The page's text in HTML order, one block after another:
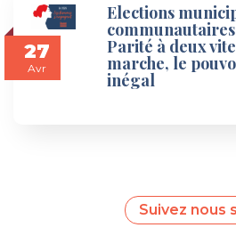
27
Avr
Elections
communautaires
Parité à deux
marche, le
inégal
Suivez nous